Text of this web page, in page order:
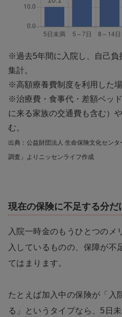
※過去5年間に入院し、自己負
集計。
※高額療養費制度を利用した場
※治療費・食事代・差額ベッ
に来る家族の交通費も含む）
む。
出典：公益財団法人 生命保険文化セン
調査」よりニッセンライフ作成
現在の保険に不足する分だ
入院一時金のもうひとつのメ
入しているものの、保障が不
てはまります。
たとえば加入中の保険が「入
る」というタイプなら、5日